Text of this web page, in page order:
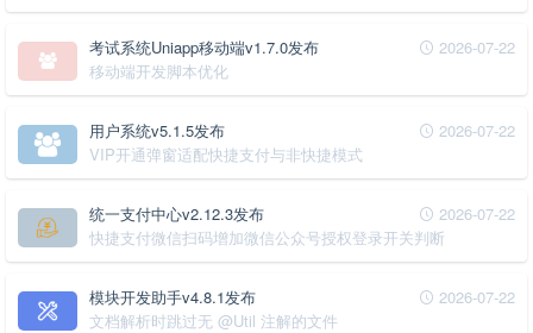
2026-07-22
考试系统Uniapp移动端v1.7.0发布
移动端开发脚本优化
2026-07-22
用户系统v5.1.5发布
VIP开通弹窗适配快捷支付与非快捷模式
2026-07-22
统一支付中心v2.12.3发布
快捷支付微信扫码增加微信公众号授权登录开关判断
2026-07-22
模块开发助手v4.8.1发布
文档解析时跳过无 @Util 注解的文件